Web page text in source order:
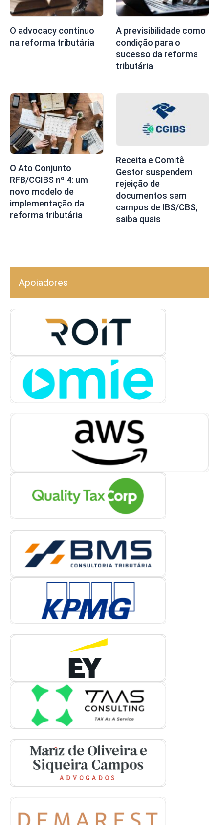
O advocacy contínuo
na reforma tributária
A previsibilidade como
condição para o
sucesso da reforma
tributária
O Ato Conjunto
RFB/CGIBS nº 4: um
novo modelo de
implementação da
reforma tributária
Receita e Comitê
Gestor suspendem
rejeição de
documentos sem
campos de IBS/CBS;
saiba quais
Apoiadores